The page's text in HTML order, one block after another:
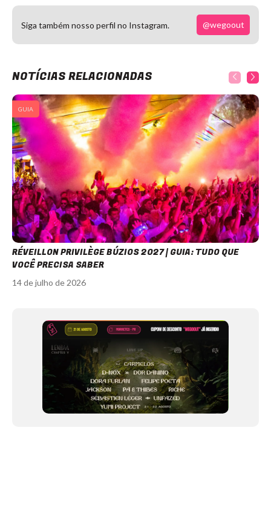
Siga também nosso perfil no Instagram. @wegoout
NOTÍCIAS RELACIONADAS
GUIA
RÉVEILLON PRIVILÈGE BÚZIOS 2027 | GUIA: TUDO QUE
VOCÊ PRECISA SABER
14 de julho de 2026